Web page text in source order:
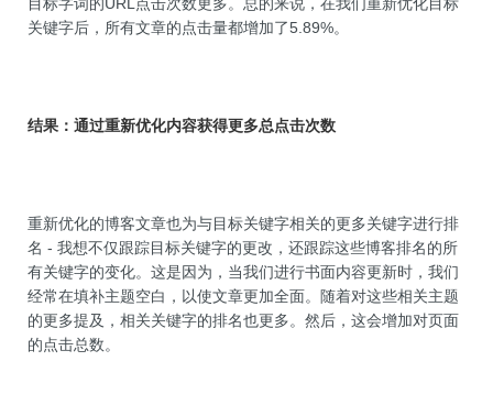
关键字后，所有文章的点击量都增加了5.89%。
结果：通过重新优化内容获得更多总点击次数
重新优化的博客文章也为与目标关键字相关的更多关键字进行排
名 - 我想不仅跟踪目标关键字的更改，还跟踪这些博客排名的所
有关键字的变化。这是因为，当我们进行书面内容更新时，我们
经常在填补主题空白，以使文章更加全面。随着对这些相关主题
的更多提及，相关关键字的排名也更多。然后，这会增加对页面
的点击总数。